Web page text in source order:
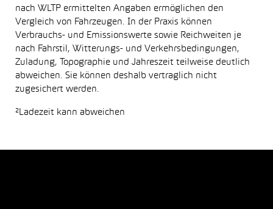
nach WLTP ermittelten Angaben ermöglichen den
Vergleich von Fahrzeugen. In der Praxis können
Verbrauchs- und Emissionswerte sowie Reichweiten je
nach Fahrstil, Witterungs- und Verkehrsbedingungen,
Zuladung, Topographie und Jahreszeit teilweise deutlich
abweichen. Sie können deshalb vertraglich nicht
zugesichert werden.
²Ladezeit kann abweichen